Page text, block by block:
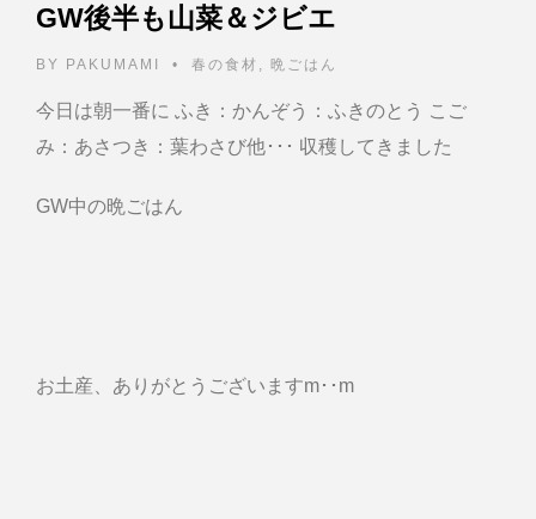
GW後半も山菜＆ジビエ
BY PAKUMAMI • 春の食材 晩ごはん
今日は朝一番に ふき：かんぞう：ふきのとう こご
み：あさつき：葉わさび他･･･ 収穫してきました
GW中の晩ごはん
お土産、ありがとうございますm･･m